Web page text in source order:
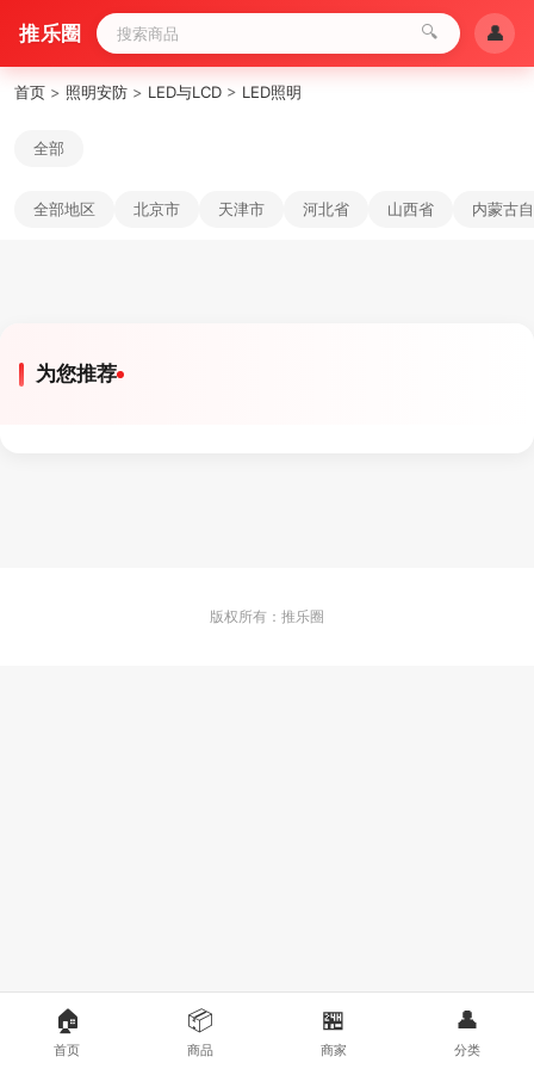
推乐圈 🔍 👤
首页 > 照明安防 > LED与LCD > LED照明
全部
全部地区 北京市 天津市 河北省 山西省 内蒙古
为您推荐
版权所有：推乐圈
🏠
首页
📦
商品
🏪
商家
👤
分类